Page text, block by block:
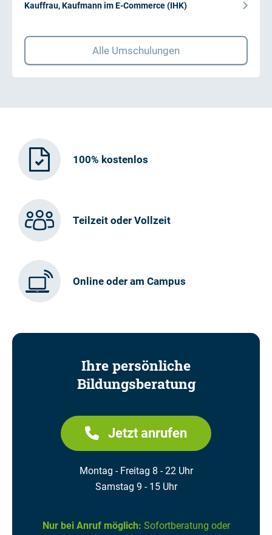
Kauffrau, Kaufmann im E-Commerce (IHK)
Alle Umschulungen
100% kostenlos
Teilzeit oder Vollzeit
Online oder am Campus
Ihre persönliche
Bildungsberatung
Jetzt anrufen
Montag - Freitag 8 - 22 Uhr
Samstag 9 - 15 Uhr
Nur bei Anruf möglich: Sofortberatung oder